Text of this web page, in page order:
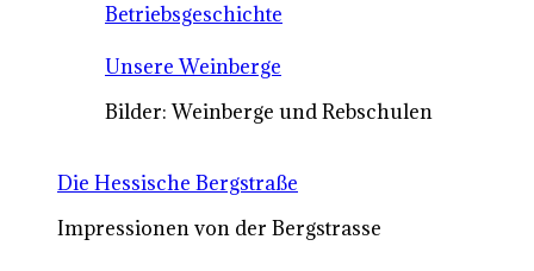
Betriebsgeschichte
Unsere Weinberge
Bilder: Weinberge und Rebschulen
Die Hessische Bergstraße
Impressionen von der Bergstrasse